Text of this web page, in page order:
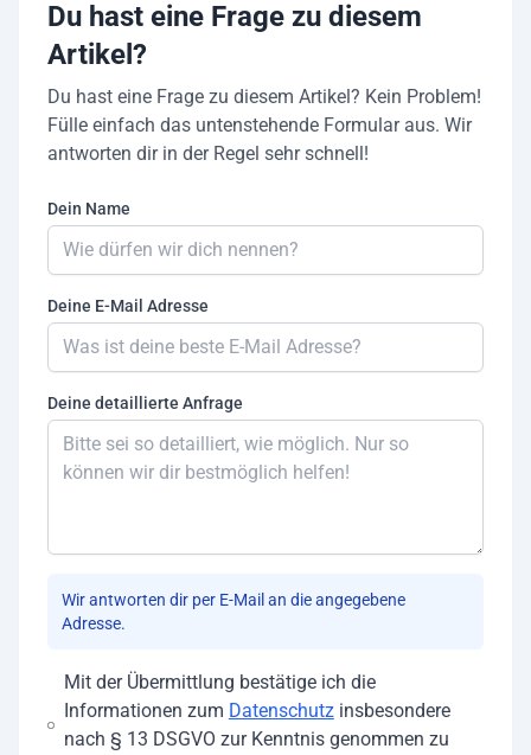
Du hast eine Frage zu diesem
Artikel?
Du hast eine Frage zu diesem Artikel? Kein Problem!
Fülle einfach das untenstehende Formular aus. Wir
antworten dir in der Regel sehr schnell!
Dein Name
Deine E-Mail Adresse
Deine detaillierte Anfrage
Wir antworten dir per E-Mail an die angegebene
Adresse.
Mit der Übermittlung bestätige ich die
Informationen zum Datenschutzinsbesondere
nach § 13 DSGVO zur Kenntnis genommen zu